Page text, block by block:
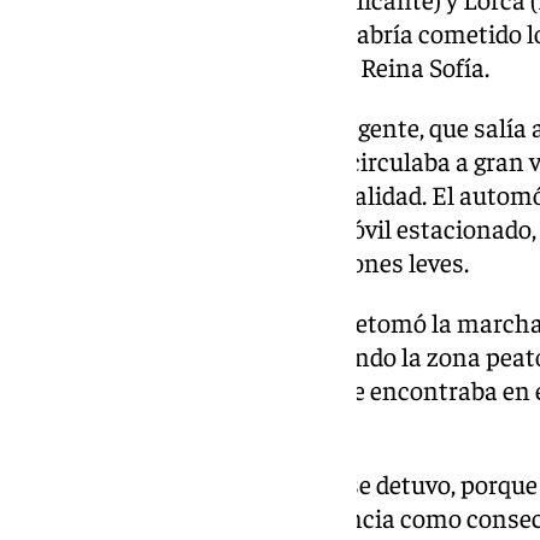
incluso, su ingreso en prisión, habría cometido
en las inmediaciones de la calle Reina Sofía.
cuando el agente, que
cómo un vehículo de color rojo circulaba a
la plaza de toros de la citada localidad. El
premeditada» contra un automóvil
dos personas que sufrieron lesiones leves.
Tras la colisión, este individuo retomó la
«intentó darse a la fuga, invadiendo la zona
agente de la Guardia Civil, que se encontraba
Instantes después, el vehículo se detuvo,
momentáneamente la consciencia como